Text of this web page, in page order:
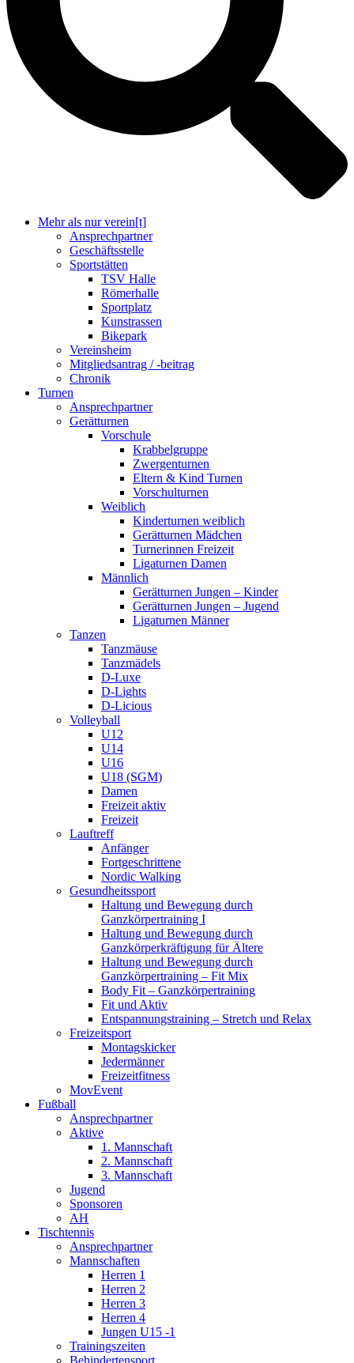
Mehr als nur verein[t]
Ansprechpartner
Geschäftsstelle
Sportstätten
TSV Halle
Römerhalle
Sportplatz
Kunstrassen
Bikepark
Vereinsheim
Mitgliedsantrag / -beitrag
Chronik
Turnen
Ansprechpartner
Gerätturnen
Vorschule
Krabbelgruppe
Zwergenturnen
Eltern & Kind Turnen
Vorschulturnen
Weiblich
Kinderturnen weiblich
Gerätturnen Mädchen
Turnerinnen Freizeit
Ligaturnen Damen
Männlich
Gerätturnen Jungen – Kinder
Gerätturnen Jungen – Jugend
Ligaturnen Männer
Tanzen
Tanzmäuse
Tanzmädels
D-Luxe
D-Lights
D-Licious
Volleyball
U12
U14
U16
U18 (SGM)
Damen
Freizeit aktiv
Freizeit
Lauftreff
Anfänger
Fortgeschrittene
Nordic Walking
Gesundheitssport
Haltung und Bewegung durch
Ganzkörpertraining I
Haltung und Bewegung durch
Ganzkörperkräftigung für Ältere
Haltung und Bewegung durch
Ganzkörpertraining – Fit Mix
Body Fit – Ganzkörpertraining
Fit und Aktiv
Entspannungstraining – Stretch und Relax
Freizeitsport
Montagskicker
Jedermänner
Freizeitfitness
MovEvent
Fußball
Ansprechpartner
Aktive
1. Mannschaft
2. Mannschaft
3. Mannschaft
Jugend
Sponsoren
AH
Tischtennis
Ansprechpartner
Mannschaften
Herren 1
Herren 2
Herren 3
Herren 4
Jungen U15 -1
Trainingszeiten
Behindertensport